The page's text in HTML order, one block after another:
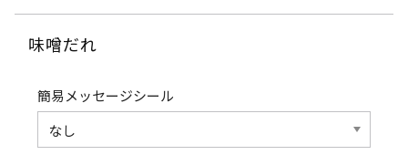
味噌だれ
簡易メッセージシール